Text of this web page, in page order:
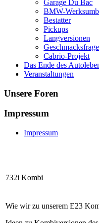
Garage Du Bac
BMW-
Bestatter
Pickups
Langversionen
Cabrio-Projekt
Das Ende des
Veranstaltungen
Unsere Foren
Impressum
Impressum
732i Kombi
Wie wir zu unserem E23